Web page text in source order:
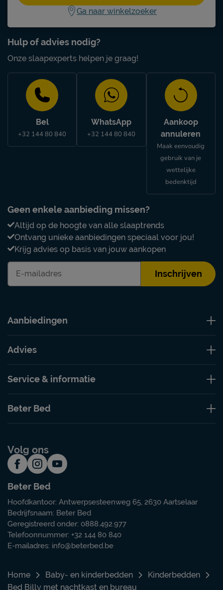
Hulp of advies nodig?
Onze slaapexperts helpen je graag!
Bel
+32 144 80 840
WhatsApp
+32 144 80 840
Aankoop
annuleren
Maak eenvoudig
gebruik van je
wettelijke
bedenktijd
Geen enkele aanbieding missen?
Altijd op de hoogte van alle slaaptrends
Ontvang unieke aanbiedingen speciaal voor jou!
Krijg advies op basis van jouw aankopen
Inschrijven
Ga naar winkelzoeker
Aanbiedingen
Advies
Service & informatie
Beter Bed
Volg ons
Beter Bed
Hoofdkantoor: Antwerpsesteenweg 65, 2630 Aartselaar
Bedrijfsnaam: Beter Bed
Geregistreerd onder: 0888.492.977
Telefoonnummer: +32 144 80 840
E-mailadres: info@beterbed.be
Home Baby- en kinderbedden
Kinderbedden
Bed Billy met nachtkast en bureau